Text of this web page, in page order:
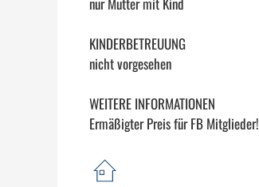
KINDERBETREUUNG
nicht vorgesehen
WEITERE INFORMATIONEN
Ermäßigter Preis für FB Mitglieder!